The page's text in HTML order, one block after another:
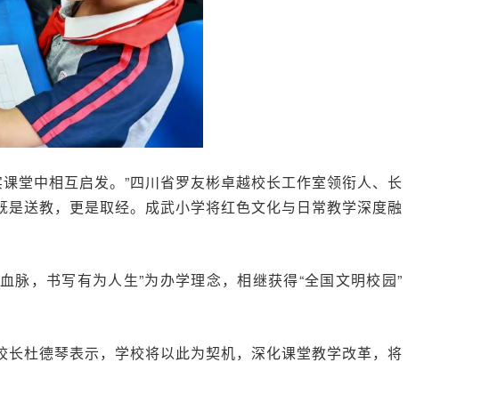
堂中相互启发。”四川省罗友彬卓越校长工作室领衔人、长
送教，更是取经。成武小学将红色文化与日常教学深度融
，书写有为人生”为办学理念，相继获得“全国文明校园”
杜德琴表示，学校将以此为契机，深化课堂教学改革，将